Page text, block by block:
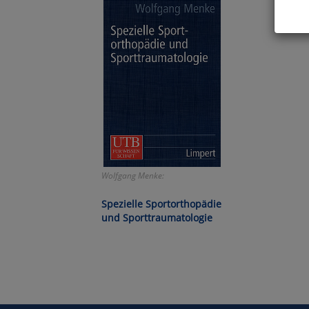
Wolfgang Menke:
Spezielle Sportorthopädie
und Sporttraumatologie